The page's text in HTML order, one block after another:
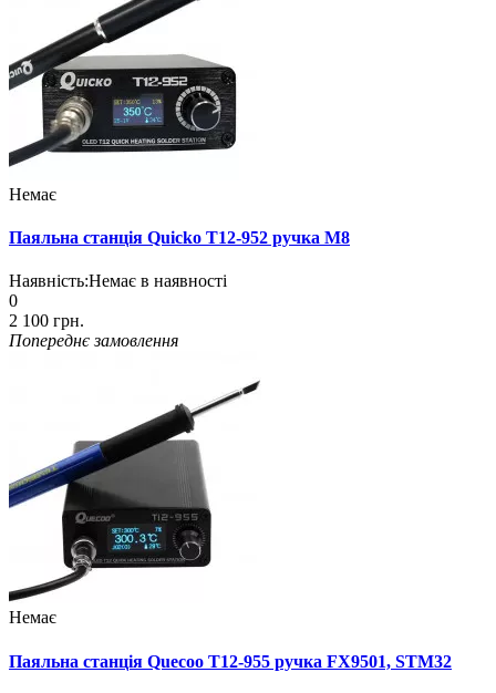
Немає
Паяльна станція Quicko T12-952 ручка M8
Наявність:Немає в наявності
0
2 100 грн.
Попереднє замовлення
Немає
Паяльна станція Quecoo T12-955 ручка FX9501, STM32